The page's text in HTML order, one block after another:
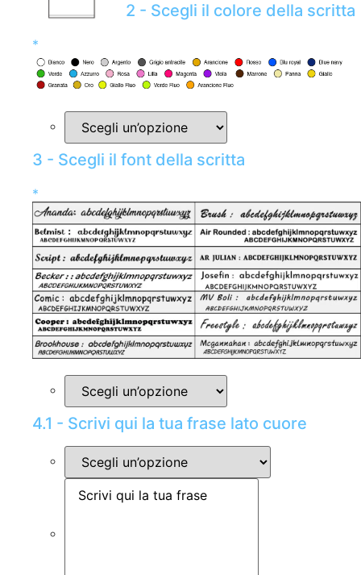
2 - Scegli il colore della scritta
*
3 - Scegli il font della scritta
*
4.1 - Scrivi qui la tua frase lato cuore